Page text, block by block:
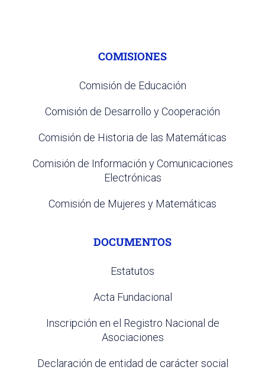
COMISIONES
Comisión de Educación
Comisión de Desarrollo y Cooperación
Comisión de Historia de las Matemáticas
Comisión de Información y Comunicaciones
Electrónicas
Comisión de Mujeres y Matemáticas
DOCUMENTOS
Estatutos
Acta Fundacional
Inscripción en el Registro Nacional de
Asociaciones
Declaración de entidad de carácter social